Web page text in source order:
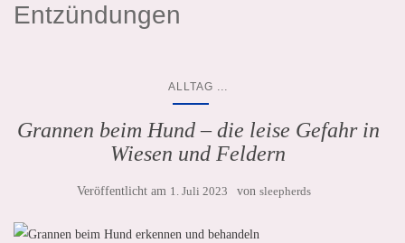
Entzündungen
ALLTAG ...
Grannen beim Hund – die leise Gefahr in
Wiesen und Feldern
Veröffentlicht am 1. Juli 2023 von sleepherds